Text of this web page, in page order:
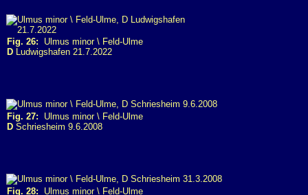
Fig. 26: Ulmus minor \ Feld-Ulme
D Ludwigshafen 21.7.2022
Fig. 27: Ulmus minor \ Feld-Ulme
D Schriesheim 9.6.2008
Fig. 28: Ulmus minor \ Feld-Ulme